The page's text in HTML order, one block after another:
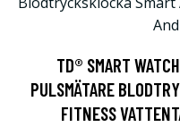
TD® SMART
PULSMÄTARE
FITNESS